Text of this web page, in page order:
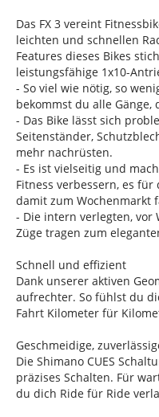
Das FX 3 vereint
leichten und schnellen
Features dieses Bikes
leistungsfähige 1x10-
- So viel wie nötig, so
bekommst du alle
- Das Bike lässt sich
Seitenständer,
mehr nachrüsten.
- Es ist vielseitig und
Fitness verbessern, es
damit zum Wochenmarkt
- Die intern verlegten, vor
Züge tragen zum
Schnell und effizient
Dank unserer aktiven
aufrechter. So fühlst du
Fahrt Kilometer für
Geschmeidige,
Die Shimano CUES
präzises Schalten. Für
du dich Ride für Ride